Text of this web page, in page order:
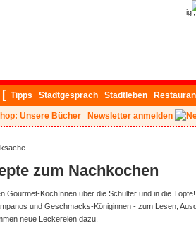
[ Tipps Stadtgespräch Stadtleben
Unsere Bücher Newsletter anmelden
zum Nachkochen
Gourmet-KöchInnen über die Schulter und in die Töpfe!
und Geschmacks-Königinnen - zum Lesen,
neue Leckereien dazu.